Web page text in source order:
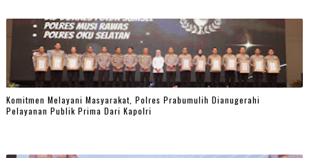
Komitmen Melayani Masyarakat, Polres Prabumulih Dianugerahi
Pelayanan Publik Prima Dari Kapolri